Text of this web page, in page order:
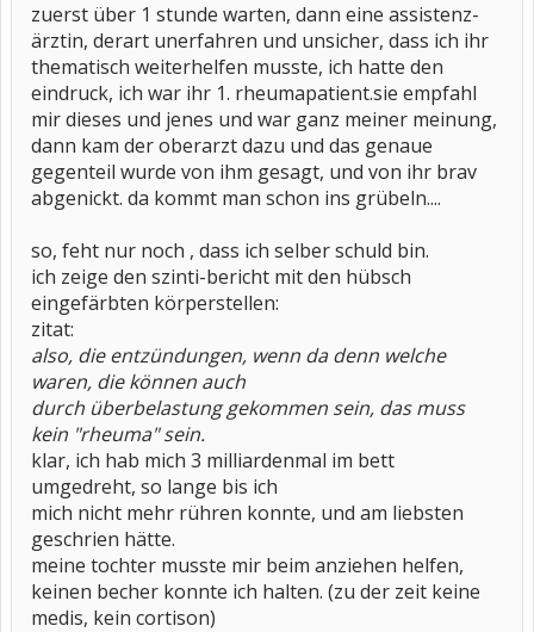
zuerst über 1 stunde warten, dann eine assistenz-
ärztin, derart unerfahren und unsicher, dass ich ihr
thematisch weiterhelfen musste, ich hatte den
eindruck, ich war ihr 1. rheumapatient.sie empfahl
mir dieses und jenes und war ganz meiner meinung,
dann kam der oberarzt dazu und das genaue
gegenteil wurde von ihm gesagt, und von ihr brav
abgenickt. da kommt man schon ins grübeln....
so, feht nur noch , dass ich selber schuld bin.
ich zeige den szinti-bericht mit den hübsch
eingefärbten körperstellen:
zitat:
also, die entzündungen, wenn da denn welche
waren, die können auch
durch überbelastung gekommen sein, das muss
kein "rheuma" sein.
klar, ich hab mich 3 milliardenmal im bett
umgedreht, so lange bis ich
mich nicht mehr rühren konnte, und am liebsten
geschrien hätte.
meine tochter musste mir beim anziehen helfen,
keinen becher konnte ich halten. (zu der zeit keine
medis, kein cortison)